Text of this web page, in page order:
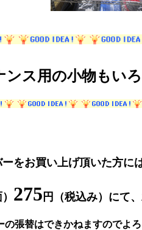
をお買い上げ頂いた方に
275 円（税込み）にて
の張替はできかねますのでよ
ンス用の小物もい